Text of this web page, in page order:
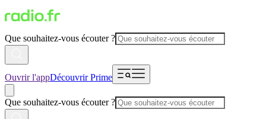
Que souhaitez-vous écouter ?
Ouvrir l'appDécouvrir Prime
Que souhaitez-vous écouter ?